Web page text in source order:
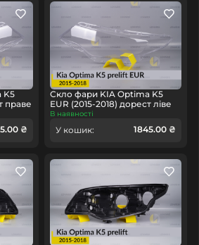
K5
праве
₴
Скло фари KIA Optima K5
EUR (2015-2018) дорест ліве
В наявності
У кошик: 1845.00 ₴